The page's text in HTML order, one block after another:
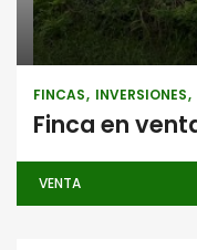
FINCAS INVERSIONES
VENTA